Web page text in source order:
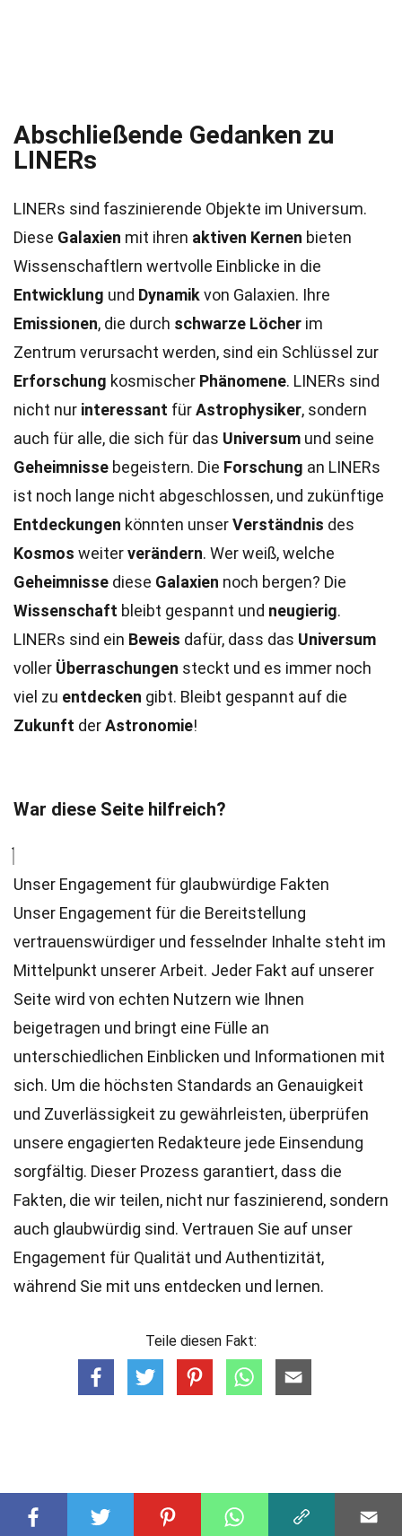
Abschließende Gedanken zu
LINERs
LINERs sind faszinierende Objekte im Universum.
Diese Galaxien mit ihren aktiven Kernen bieten
Wissenschaftlern wertvolle Einblicke in die
Entwicklung und Dynamikvon Galaxien. Ihre
Emissionen, die durch schwarze Löcher im
Zentrum verursacht werden, sind ein Schlüssel zur
Erforschung kosmischer Phänomene. LINERs sind
nicht nur interessant fürAstrophysiker, sondern
auch für alle, die sich für das Universum und seine
Geheimnisse begeistern. Die Forschung an LINERs
ist noch lange nicht abgeschlossen, und zukünftige
Entdeckungen könnten unserVerständnis des
Kosmos weiterverändern. Wer weiß, welche
Geheimnisse diese Galaxien noch bergen? Die
Wissenschaft bleibt gespannt und neugierig.
LINERs sind ein Beweis dafür, dass das Universum
voller Überraschungen steckt und es immer noch
viel zu entdecken gibt. Bleibt gespannt auf die
Zukunft derAstronomie!
War diese Seite hilfreich?
Unser Engagement für glaubwürdige Fakten
Unser Engagement für die Bereitstellung
vertrauenswürdiger und fesselnder Inhalte steht im
Mittelpunkt unserer Arbeit. Jeder Fakt auf unserer
Seite wird von echten Nutzern wie Ihnen
beigetragen und bringt eine Fülle an
unterschiedlichen Einblicken und Informationen mit
sich. Um die höchsten Standards an Genauigkeit
und Zuverlässigkeit zu gewährleisten, überprüfen
unsere engagierten Redakteure jede Einsendung
sorgfältig. Dieser Prozess garantiert, dass die
Fakten, die wir teilen, nicht nur faszinierend, sondern
auch glaubwürdig sind. Vertrauen Sie auf unser
Engagement für Qualität und Authentizität,
während Sie mit uns entdecken und lernen.
Teile diesen Fakt: